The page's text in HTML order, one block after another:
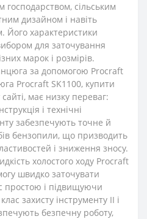
господарством, сільським
дизайном і навіть
Його характеристики
для заточування
марок і розмірів.
за допомогою Procraft
Procraft SK1100, купити
має низку переваг:
і технічні
забезпечують точне й
бензопили, що призводить
і зниження зносу.
холостого ходу Procraft
швидко заточувати
простою і підвищуючи
захисту інструменту II і
безпечну роботу,